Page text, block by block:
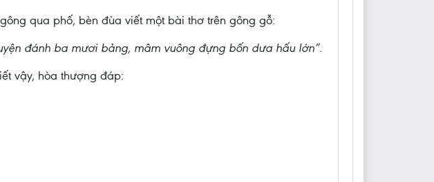
qua phố, bèn đùa viết một bài thơ trên gông gỗ:
đánh ba mươi bảng, mâm vuông đựng bốn dưa hấu lớn”.
vậy, hòa thượng đáp: